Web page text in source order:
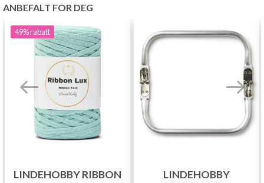
ANBEFALT FOR DEG
49%rabatt
LINDEHOBBY RIBBON
LINDEHOBBY